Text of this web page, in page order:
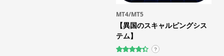
MT4/MT5
【異国のスキャルピングシス
テム】
?